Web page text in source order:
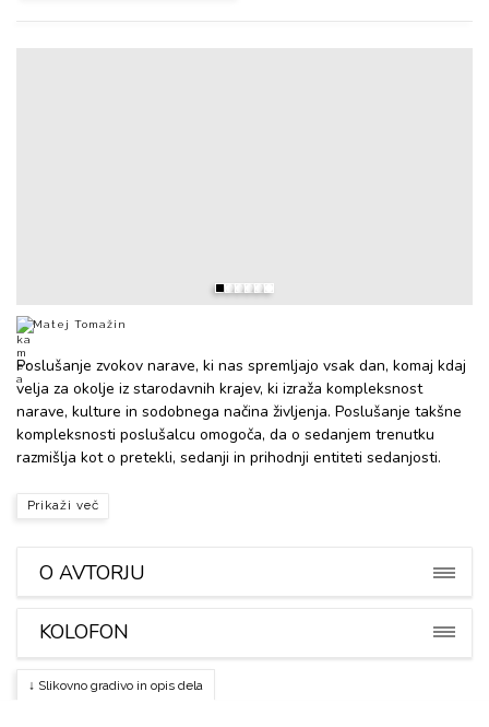
Matej Tomažin
Poslušanje zvokov narave, ki nas spremljajo vsak dan, komaj kdaj
velja za okolje iz starodavnih krajev, ki izraža kompleksnost
narave, kulture in sodobnega načina življenja. Poslušanje takšne
kompleksnosti poslušalcu omogoča, da o sedanjem trenutku
razmišlja kot o pretekli, sedanji in prihodnji entiteti sedanjosti.
Prikaži več
O AVTORJU
KOLOFON
↓ Slikovno gradivo in opis dela